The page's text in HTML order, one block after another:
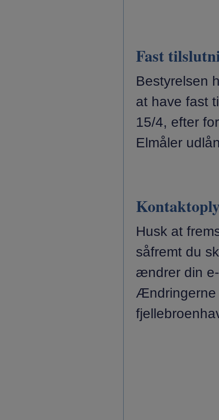
Fast
Bestyrelsen
at have fast
15/4, efter
Elmåler
Husk at
såfremt du
ændrer din
Ændringerne